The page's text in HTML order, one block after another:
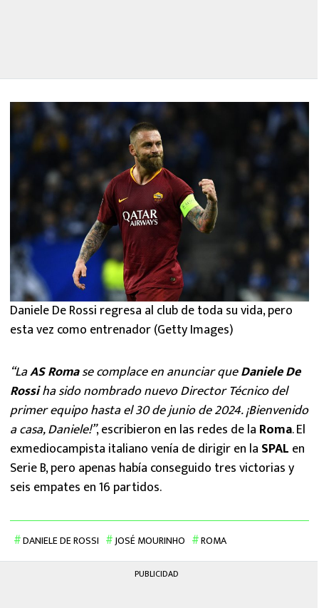
Daniele De Rossi regresa al club de toda su vida, pero
esta vez como entrenador (Getty Images)
“LaAS Romase complace en anunciar queDaniele De
Rossiha sido nombrado nuevo Director Técnico del
primer equipo hasta el 30 de junio de 2024. ¡Bienvenido
a casa, Daniele!”, escribieron en las redes de la Roma. El
exmediocampista italiano venía de dirigir en la SPAL en
Serie B, pero apenas había conseguido tres victorias y
seis empates en 16 partidos.
DANIELE DE ROSSI JOSÉ MOURINHO ROMA
PUBLICIDAD